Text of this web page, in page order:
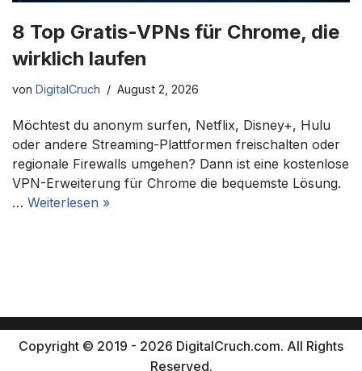
8 Top Gratis-VPNs für Chrome, die
wirklich laufen
von DigitalCruch August 2, 2026
Möchtest du anonym surfen, Netflix, Disney+, Hulu
oder andere Streaming-Plattformen freischalten oder
regionale Firewalls umgehen? Dann ist eine kostenlose
VPN-Erweiterung für Chrome die bequemste Lösung.
… Weiterlesen »
Copyright © 2019 - 2026 DigitalCruch.com. All Rights
Reserved.